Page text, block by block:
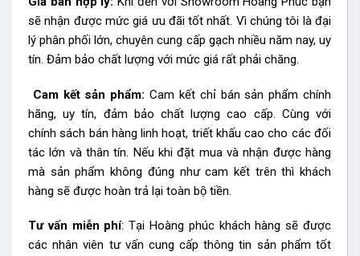
sẽ nhận được mức giá ưu đãi tốt nhất. Vì chúng tôi là đại
lý phân phối lớn, chuyên cung cấp gạch nhiều năm nay, uy
tín. Đảm bảo chất lượng với mức giá rất phải chăng.
Cam kết sản phẩm: Cam kết chỉ bán sản phẩm chính
hãng, uy tín, đảm bảo chất lượng cao cấp. Cùng với
chính sách bán hàng linh hoạt, triết khấu cao cho các đối
tác lớn và thân tín. Nếu khi đặt mua và nhận được hàng
mà sản phẩm không đúng như cam kết trên thì khách
hàng sẽ được hoàn trả lại toàn bộ tiền.
Tư vấn miễn phí: Tại Hoàng phúc khách hàng sẽ được
các nhân viên tư vấn cung cấp thông tin sản phẩm tốt